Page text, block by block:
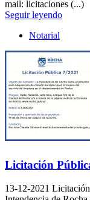
mail: licitaciones (...)
Seguir leyendo
Notarial
Licitación
13-12-2021